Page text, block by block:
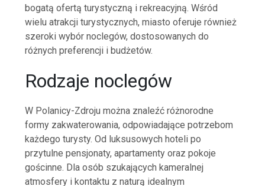
bogatą ofertą turystyczną i rekreacyjną. Wśród
wielu atrakcji turystycznych, miasto oferuje również
szeroki wybór noclegów, dostosowanych do
różnych preferencji i budżetów.
Rodzaje noclegów
W Polanicy-Zdroju można znaleźć różnorodne
formy zakwaterowania, odpowiadające potrzebom
każdego turysty. Od luksusowych hoteli po
przytulne pensjonaty, apartamenty oraz pokoje
gościnne. Dla osób szukających kameralnej
atmosfery i kontaktu z naturą idealnym